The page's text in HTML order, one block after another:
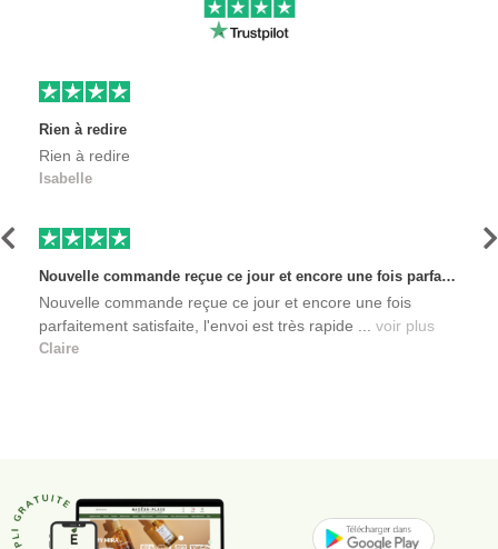
Rien à redire
Rien à redire
Isabelle
Nouvelle commande reçue ce jour et encore une fois parfaitement satisfaite, l'envoi est très rapide et les produits sont toujours conditionnés de manière personnalisés. L'avantage de commander auprès de créateurs indépendants.
Nouvelle commande reçue ce jour et encore une fois
parfaitement satisfaite, l'envoi est très rapide ... voir plus
Claire
Précédent